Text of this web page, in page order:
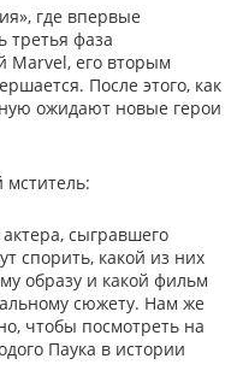
где впервые
третья фаза
Marvel, его вторым
После этого, как
ожидают новые герои
сыгравшего
спорить, какой из них
образу и какой фильм
сюжету. Нам же
чтобы посмотреть на
Паука в истории